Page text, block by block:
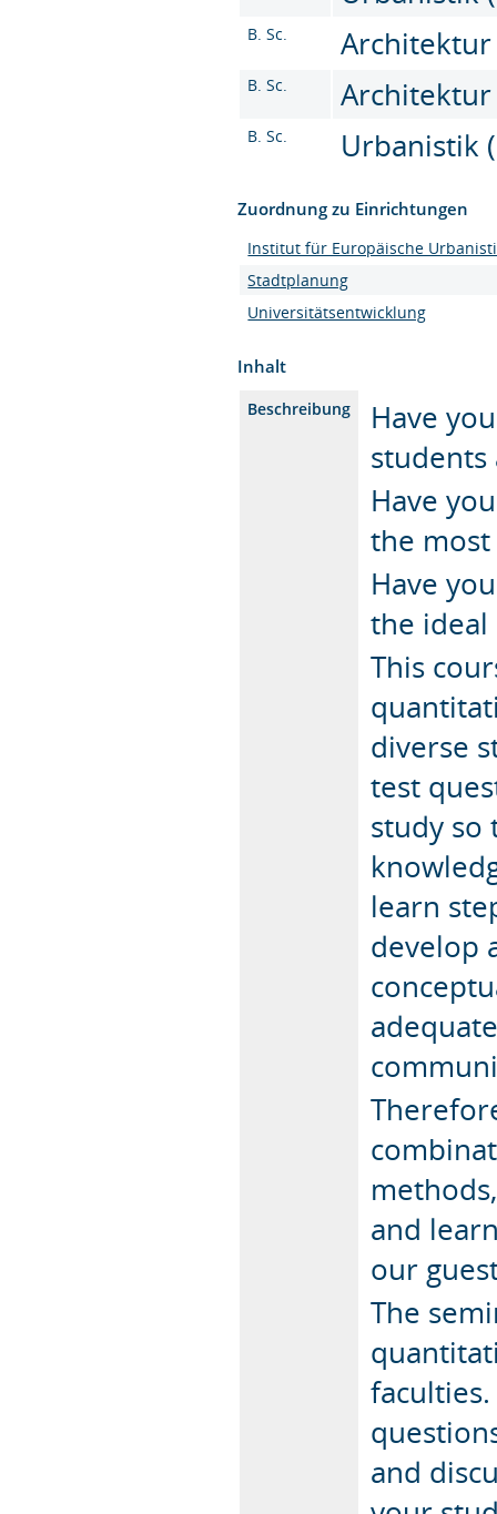
B. Sc. Architektur
B. Sc. Architektur
B. Sc. Urbanistik
Zuordnung zu Einrichtungen
Institut für Europäische
Stadtplanung
Universitätsentwicklung
Inhalt
Beschreibung
Have
students
Have
the
Have
the ideal
This
diverse
test
study so
learn
develop
and
our
The
and